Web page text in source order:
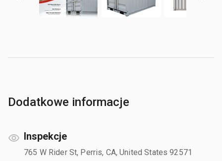
Dodatkowe informacje
Inspekcje
765 W Rider St, Perris, CA, United States 92571